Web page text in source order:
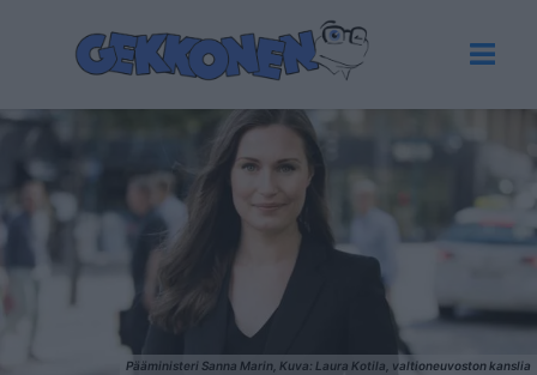
Pääministeri Sanna Marin, Kuva: Laura Kotila, valtioneuvoston kanslia